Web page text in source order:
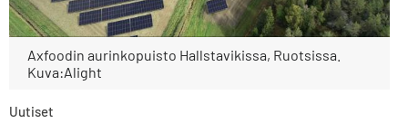
Axfoodin aurinkopuisto Hallstavikissa, Ruotsissa.
Kuva:Alight
Uutiset